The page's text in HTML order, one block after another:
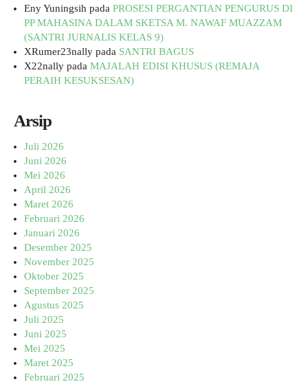
Eny Yuningsih pada PROSESI PERGANTIAN PENGURUS DI
PP MAHASINA DALAM SKETSA M. NAWAF MUAZZAM
(SANTRI JURNALIS KELAS 9)
XRumer23nally pada SANTRI BAGUS
X22nally pada MAJALAH EDISI KHUSUS (REMAJA
PERAIH KESUKSESAN)
Arsip
Juli 2026
Juni 2026
Mei 2026
April 2026
Maret 2026
Februari 2026
Januari 2026
Desember 2025
November 2025
Oktober 2025
September 2025
Agustus 2025
Juli 2025
Juni 2025
Mei 2025
Maret 2025
Februari 2025